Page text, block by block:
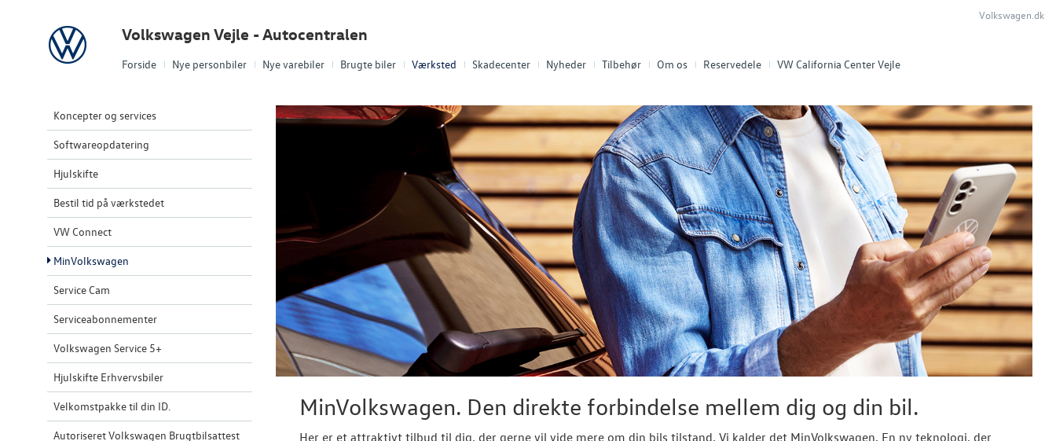
Forside Nye personbiler Nye varebiler Brugte biler Værksted Skadecenter Nyheder Tilbehør Om os Reservedele VW California Center Vejle
Volkswagen Volkswagen Vejle - Autocentralen
Volkswagen.dk
Koncepter og services
Softwareopdatering
Hjulskifte
Bestil tid på værkstedet
VW Connect
MinVolkswagen
Service Cam
Serviceabonnementer
Volkswagen Service 5+
Hjulskifte Erhvervsbiler
Velkomstpakke til din ID.
Autoriseret Volkswagen Brugtbilsattest
MinVolkswagen. Den direkte forbindelse mellem dig og din bil.
Her er et attraktivt tilbud til dig, der gerne vil vide mere om din bils tilstand. Vi kalder det MinVolkswagen. En ny teknologi, der